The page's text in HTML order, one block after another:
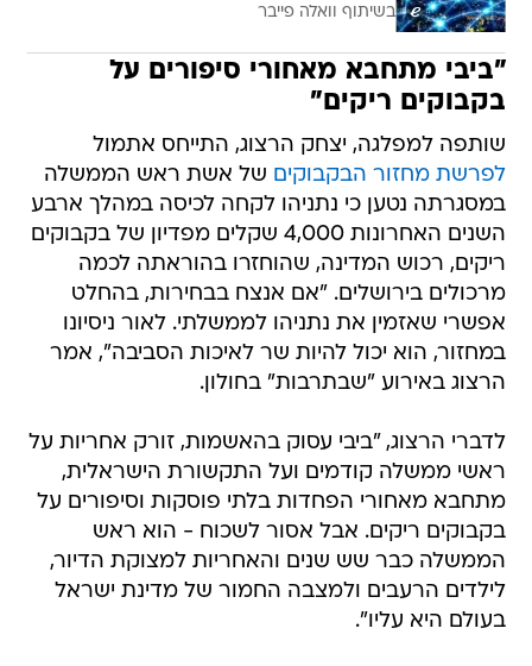
בשיתוף וואלה פייבר
"ביבי מתחבא מאחורי סיפורים על
בקבוקים ריקים"
שותפה למפלגה, יצחק הרצוג, התייחס אתמול
לפרשת מחזור הבקבוקים של אשת ראש הממשלה
במסגרתה נטען כי נתניהו לקחה לכיסה במהלך ארבע
השנים האחרונות 4,000 שקלים מפדיון של בקבוקים
ריקים, רכוש המדינה, שהוחזרו בהוראתה לכמה
מרכולים בירושלים. "אם אנצח בבחירות, בהחלט
אפשרי שאזמין את נתניהו לממשלתי. לאור ניסיונו
במחזור, הוא יכול להיות שר לאיכות הסביבה", אמר
הרצוג באירוע "שבתרבות" בחולון.
לדברי הרצוג, "ביבי עסוק בהאשמות, זורק אחריות על
ראשי ממשלה קודמים ועל התקשורת הישראלית,
מתחבא מאחורי הפחדות בלתי פוסקות וסיפורים על
בקבוקים ריקים. אבל אסור לשכוח - הוא ראש
הממשלה כבר שש שנים והאחריות למצוקת הדיור,
לילדים הרעבים ולמצבה החמור של מדינת ישראל
בעולם היא עליו".